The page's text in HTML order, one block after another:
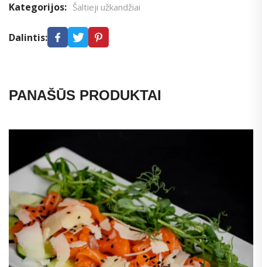
Kategorijos: Šaltieji užkandžiai
Dalintis:
PANAŠŪS PRODUKTAI